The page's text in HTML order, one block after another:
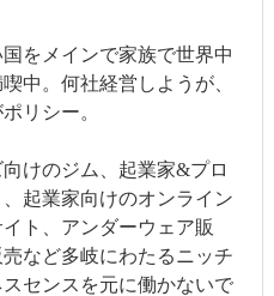
をメインで家族で世界中
中。何社経営しようが、
リシー。
けのジム、起業家&プロ
起業家向けのオンライン
ト、アンダーウェア販
など多岐にわたるニッチ
センスを元に働かないで